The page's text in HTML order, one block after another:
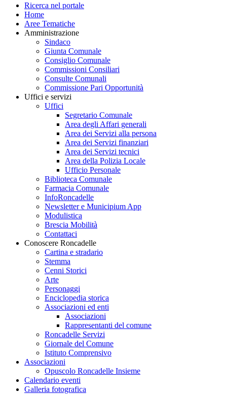
Ricerca nel portale
Home
Aree Tematiche
Amministrazione
Sindaco
Giunta Comunale
Consiglio Comunale
Commissioni Consiliari
Consulte Comunali
Commissione Pari Opportunità
Uffici e servizi
Uffici
Segretario Comunale
Area degli Affari generali
Area dei Servizi alla persona
Area dei Servizi finanziari
Area dei Servizi tecnici
Area della Polizia Locale
Ufficio Personale
Biblioteca Comunale
Farmacia Comunale
InfoRoncadelle
Newsletter e Municipium App
Modulistica
Brescia Mobilità
Contattaci
Conoscere Roncadelle
Cartina e stradario
Stemma
Cenni Storici
Arte
Personaggi
Enciclopedia storica
Associazioni ed enti
Associazioni
Rappresentanti del comune
Roncadelle Servizi
Giornale del Comune
Istituto Comprensivo
Associazioni
Opuscolo Roncadelle Insieme
Calendario eventi
Galleria fotografica